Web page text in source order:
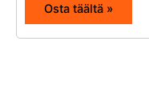
Osta täältä »